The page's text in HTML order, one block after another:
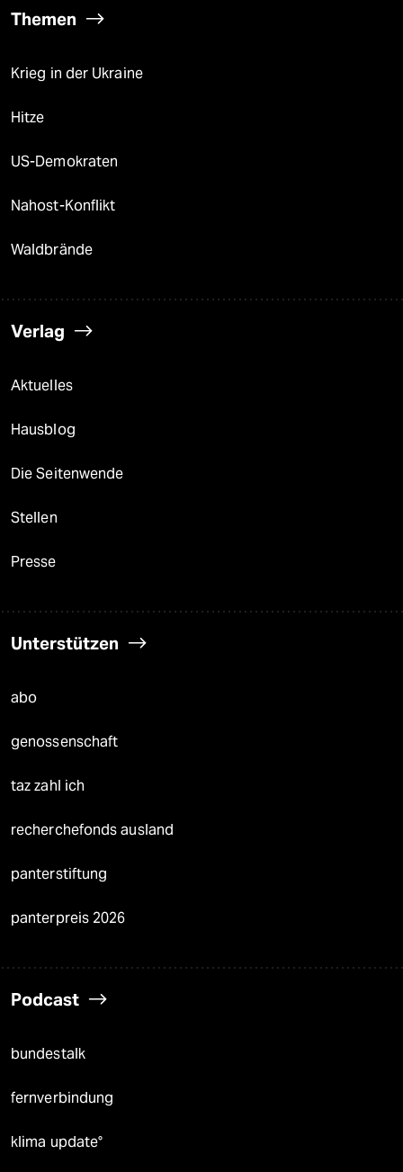
Themen
Krieg in der Ukraine
Hitze
US-Demokraten
Nahost-Konflikt
Waldbrände
Verlag
Aktuelles
Hausblog
Die Seitenwende
Stellen
Presse
Unterstützen
abo
genossenschaft
taz zahl ich
recherchefonds ausland
panterstiftung
panterpreis 2026
Podcast
bundestalk
fernverbindung
klima update°